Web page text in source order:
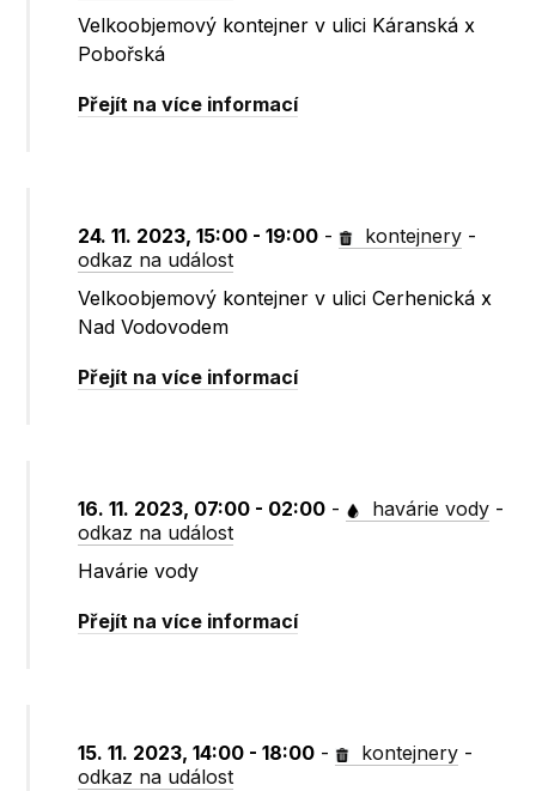
Velkoobjemový kontejner v ulici Káranská x
Pobořská
Přejít na více informací
24. 11. 2023, 15:00 - 19:00 - kontejnery -
odkaz na událost
Velkoobjemový kontejner v ulici Cerhenická x
Nad Vodovodem
Přejít na více informací
16. 11. 2023, 07:00 - 02:00 - havárie vody -
odkaz na událost
Havárie vody
Přejít na více informací
15. 11. 2023, 14:00 - 18:00 - kontejnery -
odkaz na událost